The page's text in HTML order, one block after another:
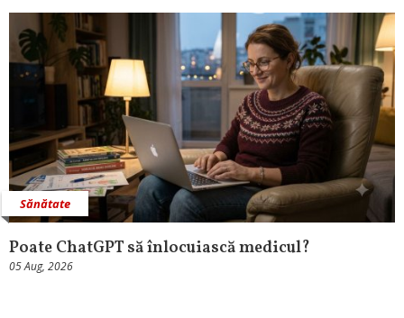
Sănătate
Poate ChatGPT să înlocuiască medicul?
05 Aug, 2026